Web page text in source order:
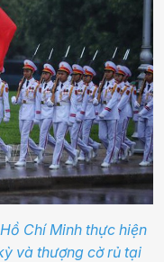
Chí Minh thực hiện
và thượng cờ rủ tại